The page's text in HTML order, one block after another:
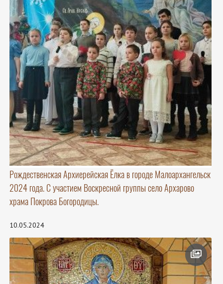
Рождественская Архиерейская Ёлка в городе Малоархангельск
2024 года. С участием Воскресной группы село Архарово
храма Покрова Богородицы.
10.05.2024